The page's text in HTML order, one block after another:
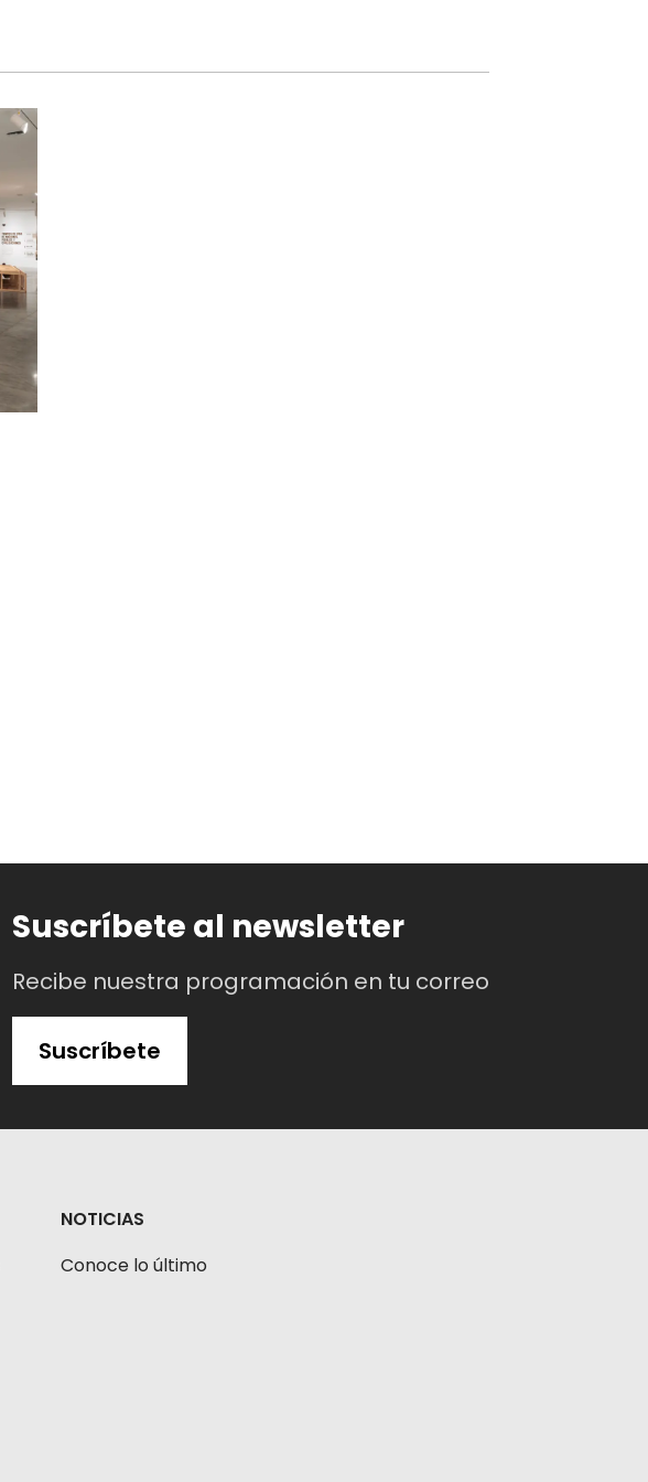
Suscríbete al newsletter
Recibe nuestra programación en tu correo
Suscríbete
NOTICIAS
Conoce lo último